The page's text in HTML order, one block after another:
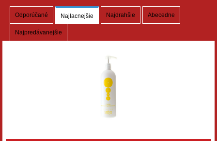
Odporúčané Najlacnejšie Najdrahšie Abecedne
Najpredávanejšie